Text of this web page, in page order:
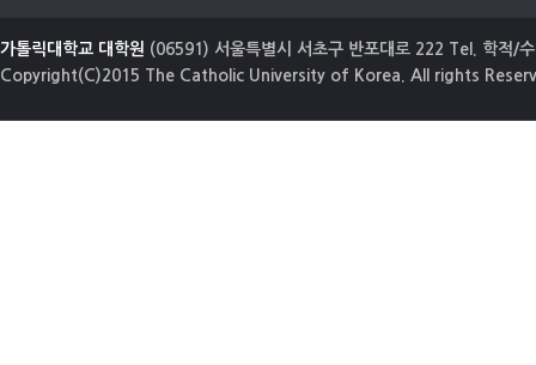
가톨릭대학교 대학원 (06591) 서울특별시 서초구 반포대로 222 Tel. 학적/
Copyright(C)2015 The Catholic University of Korea. All rights